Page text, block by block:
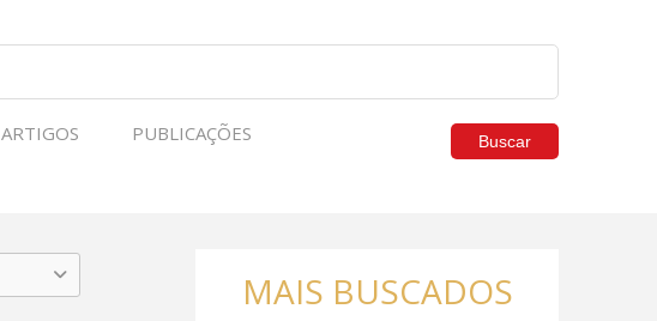
ARTIGOS PUBLICAÇÕES Buscar
MAIS BUSCADOS